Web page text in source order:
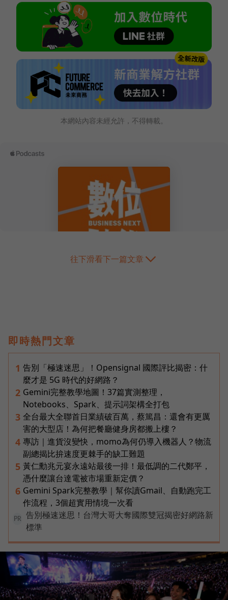
本網站內容未經允許，不得轉載。
往下滑看下一篇文章
即時熱門文章
1 告別「極速迷思」！Opensignal 國際評比揭密：什
麼才是 5G 時代的好網路？
2 Gemini完整教學地圖！37篇實測整理，
Notebooks、Spark、提示詞架構全打包
3 全台最大全聯首日業績破百萬，蔡篤昌：還會有更厲
害的大型店！為何把餐廳健身房都搬上樓？
4 專訪｜進貨沒變快，momo為何仍導入機器人？物流
副總揭比拚速度更棘手的缺工難題
5 黃仁勳兆元宴永遠站最後一排！最低調的二代鄭平，
憑什麼讓台達電被市場重新定價？
6 Gemini Spark完整教學｜幫你讀Gmail、自動跑完工
作流程，3個超實用情境一次看
PR
告別極速迷思！台灣大哥大奪國際雙冠揭密好網路新
標準